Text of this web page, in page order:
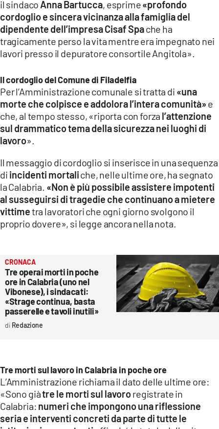
il sindaco Anna Bartucca, esprime«profondo
cordoglio e sincera vicinanza alla famiglia del
dipendente dell’impresaCisaf Spache ha
tragicamente perso la vita mentre era impegnato nei
lavori presso il depuratore consortile Angitola».
Il cordoglio del Comune di Filadelfia
Per l’Amministrazione comunale si tratta di «una
morte che colpisce e addolora l’intera comunità»e
che, al tempo stesso, «riporta con forza l’attenzione
sul drammatico tema della sicurezza nei luoghi di
lavoro».
Il messaggio di cordoglio si inserisce in una sequenza
di incidenti mortaliche, nelle ultime ore, ha segnato
la Calabria. «Non è più possibile assistere impotenti
al susseguirsi di tragedie che continuano a mietere
vittimetra lavoratori che ogni giorno svolgono il
proprio dovere», si legge ancora nella nota.
CRONACA
Tre operai morti in poche
ore in Calabria (uno nel
Vibonese), i sindacati:
«Strage continua, basta
passerelle e tavoli inutili»
Redazione
Tre morti sul lavoro in Calabria in poche ore
L’Amministrazione richiama il dato delle ultime ore:
«Sono giàtre le morti sul lavororegistrate in
Calabria: numeri che impongono una riflessione
seria e interventi concreti da parte di tutte le